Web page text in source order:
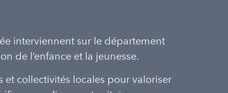
interviennent sur le département
de l’enfance et la jeunesse.
et collectivités locales pour valoriser